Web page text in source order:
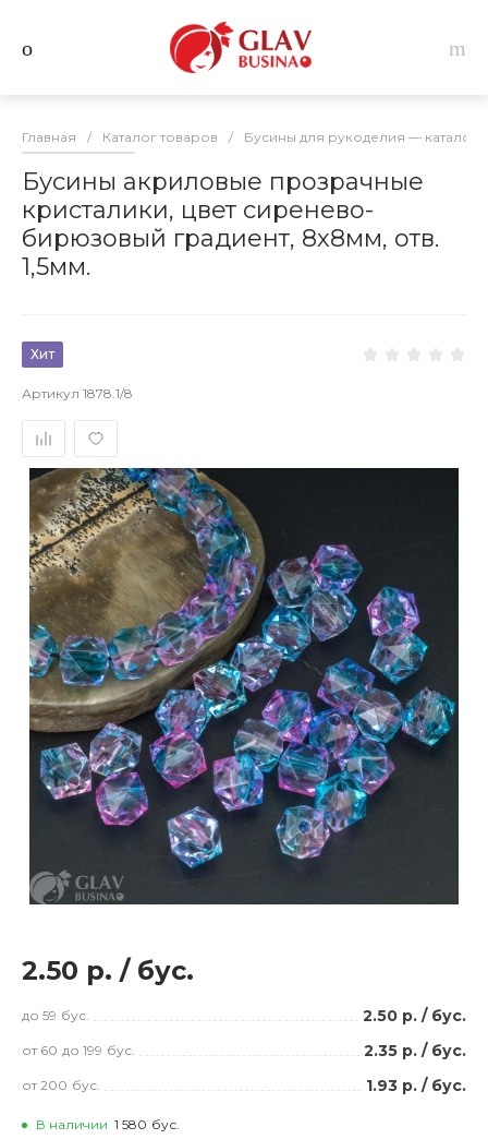
Главная / Каталог товаров / Бусины для рукоделия — каталог
Бусины акриловые прозрачные
кристалики, цвет сиренево-
бирюзовый градиент, 8х8мм, отв.
1,5мм.
Хит
Артикул 1878.1/8
2.50 р. / бус.
до 59 бус. 2.50 р. / бус.
от 60 до 199 бус. 2.35 р. / бус.
от 200 бус. 1.93 р. / бус.
В наличии 1 580 бус.